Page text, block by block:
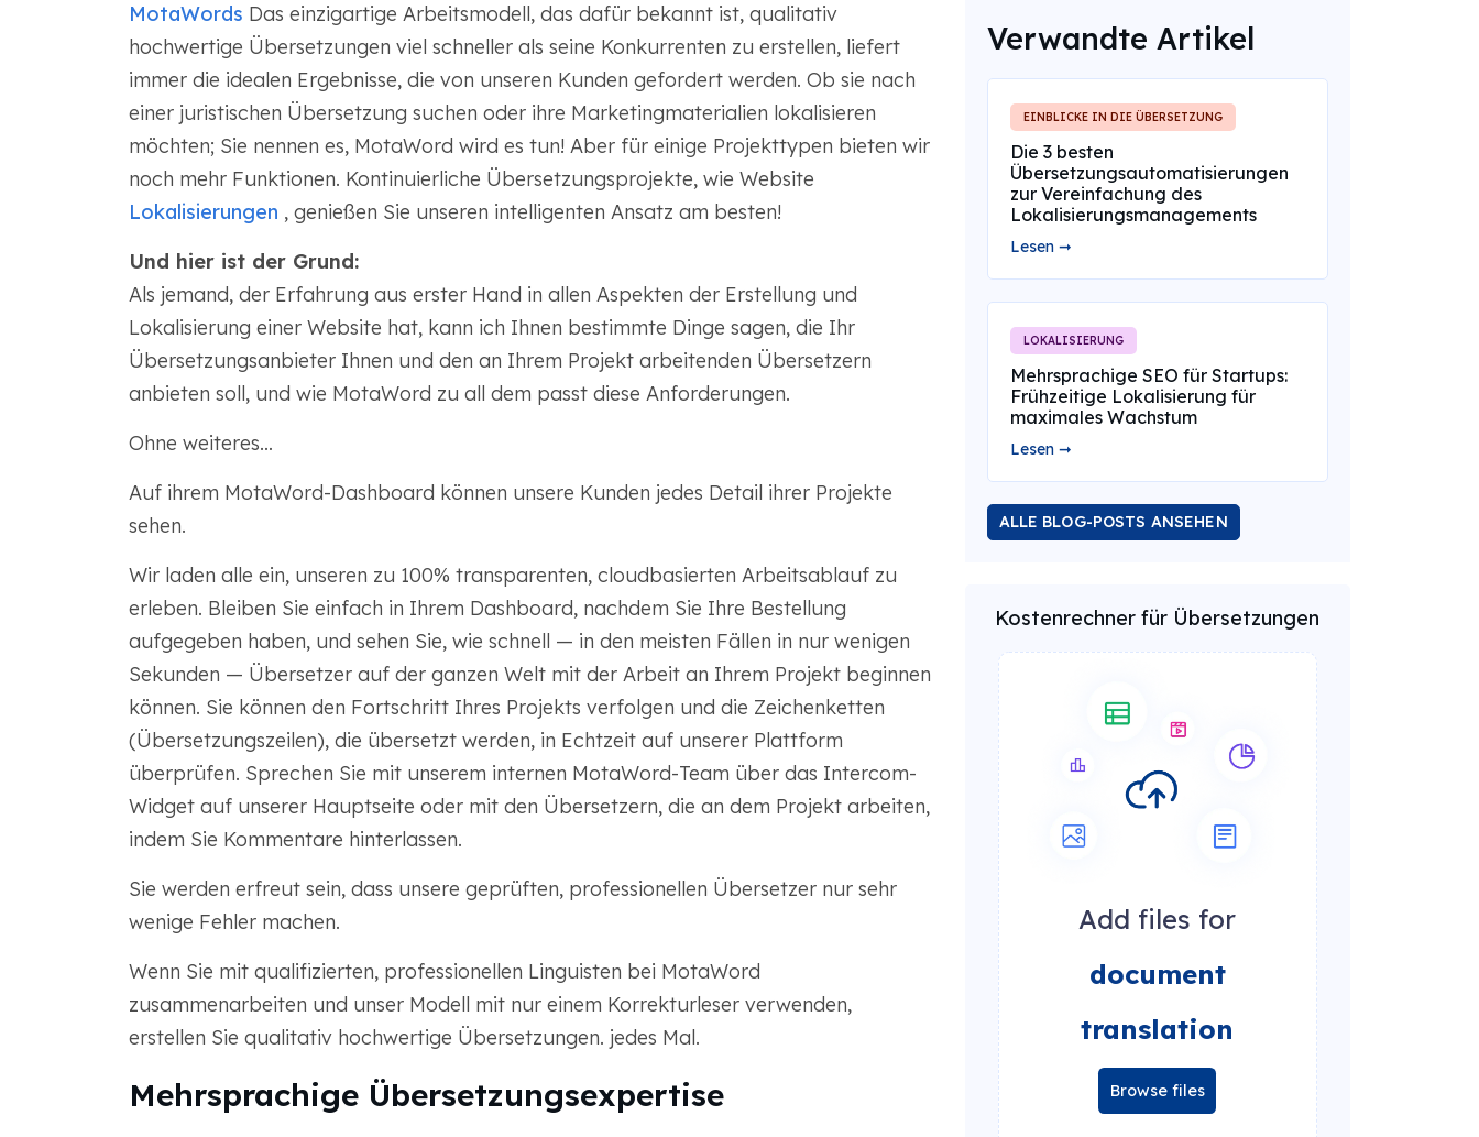
MotaWords Das einzigartige Arbeitsmodell, das dafür bekannt ist, qualitativ
hochwertige Übersetzungen viel schneller als seine Konkurrenten zu erstellen, liefert
immer die idealen Ergebnisse, die von unseren Kunden gefordert werden. Ob sie nach
einer juristischen Übersetzung suchen oder ihre Marketingmaterialien lokalisieren
möchten; Sie nennen es, MotaWord wird es tun! Aber für einige Projekttypen bieten wir
noch mehr Funktionen. Kontinuierliche Übersetzungsprojekte, wie Website
Lokalisierungen , genießen Sie unseren intelligenten Ansatz am besten!
Und hier ist der Grund:
Als jemand, der Erfahrung aus erster Hand in allen Aspekten der Erstellung und
Lokalisierung einer Website hat, kann ich Ihnen bestimmte Dinge sagen, die Ihr
Übersetzungsanbieter Ihnen und den an Ihrem Projekt arbeitenden Übersetzern
anbieten soll, und wie MotaWord zu all dem passt diese Anforderungen.
Ohne weiteres…
Auf ihrem MotaWord-Dashboard können unsere Kunden jedes Detail ihrer Projekte
sehen.
Wir laden alle ein, unseren zu 100% transparenten, cloudbasierten Arbeitsablauf zu
erleben. Bleiben Sie einfach in Ihrem Dashboard, nachdem Sie Ihre Bestellung
aufgegeben haben, und sehen Sie, wie schnell — in den meisten Fällen in nur wenigen
Sekunden — Übersetzer auf der ganzen Welt mit der Arbeit an Ihrem Projekt beginnen
können. Sie können den Fortschritt Ihres Projekts verfolgen und die Zeichenketten
(Übersetzungszeilen), die übersetzt werden, in Echtzeit auf unserer Plattform
überprüfen. Sprechen Sie mit unserem internen MotaWord-Team über das Intercom-
Widget auf unserer Hauptseite oder mit den Übersetzern, die an dem Projekt arbeiten,
indem Sie Kommentare hinterlassen.
Sie werden erfreut sein, dass unsere geprüften, professionellen Übersetzer nur sehr
wenige Fehler machen.
Wenn Sie mit qualifizierten, professionellen Linguisten bei MotaWord
zusammenarbeiten und unser Modell mit nur einem Korrekturleser verwenden,
erstellen Sie qualitativ hochwertige Übersetzungen. jedes Mal.
Mehrsprachige Übersetzungsexpertise
Verwandte Artikel
EINBLICKE IN DIE ÜBERSETZUNG
Die 3 besten
Übersetzungsautomatisierungen
zur Vereinfachung des
Lokalisierungsmanagements
Lesen ➞
LOKALISIERUNG
Mehrsprachige SEO für Startups:
Frühzeitige Lokalisierung für
maximales Wachstum
Lesen ➞
ALLE BLOG-POSTS ANSEHEN
Kostenrechner für Übersetzungen
Add files for
document
translation
Browse files